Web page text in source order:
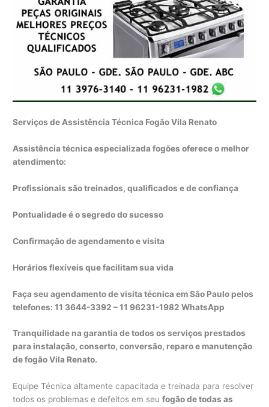
Serviços de Assistência Técnica Fogão Vila Renato
Assistência técnica especializada fogões oferece o melhor
atendimento:
Profissionais são treinados, qualificados e de confiança
Pontualidade é o segredo do sucesso
Confirmação de agendamento e visita
Horários flexíveis que facilitam sua vida
Faça seu agendamento de visita técnica em São Paulo pelos
telefones: 11 3644-3392 – 11 96231-1982 WhatsApp
Tranquilidade na garantia de todos os serviços prestados
para instalação, conserto, conversão, reparo e manutenção
de fogão Vila Renato.
Equipe Técnica altamente capacitada e treinada para resolver
todos os problemas e defeitos em seufogão de todas as